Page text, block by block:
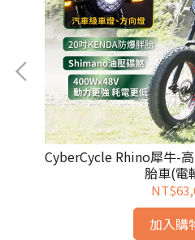
CyberCycle Rhino犀牛-
胎車(電
加入購